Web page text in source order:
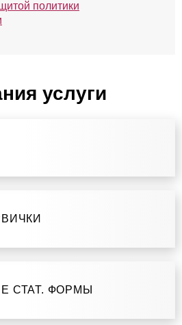
политики
услуги
СТАТ. ФОРМЫ